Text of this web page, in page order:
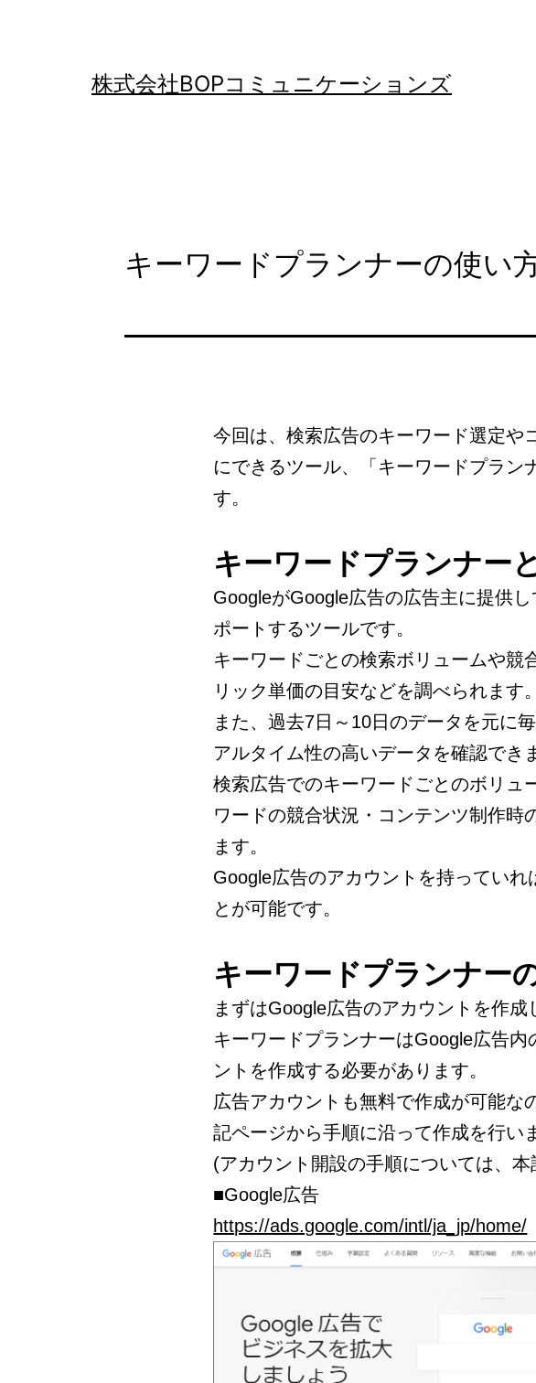
株式会社BOPコミュニケーションズ
キーワードプランナーの使い
今回は、検索広告のキーワード選定や
にできるツール、「キーワードプラン
す。
キーワードプランナー
GoogleがGoogle広告の広告主に提供
ポートするツールです。
キーワードごとの検索ボリュームや競
リック単価の目安などを調べられます。
また、過去7日～10日のデータを元に
アルタイム性の高いデータを確認でき
検索広告でのキーワードごとのボリュ
ワードの競合状況・コンテンツ制作時
ます。
Google広告のアカウントを持っていれ
とが可能です。
キーワードプランナー
まずはGoogle広告のアカウントを作成
キーワードプランナーはGoogle広告
ントを作成する必要があります。
広告アカウントも無料で作成が可能な
記ページから手順に沿って作成を行い
(アカウント開設の手順については、
■Google広告
https://ads.google.com/intl/ja_jp/home/